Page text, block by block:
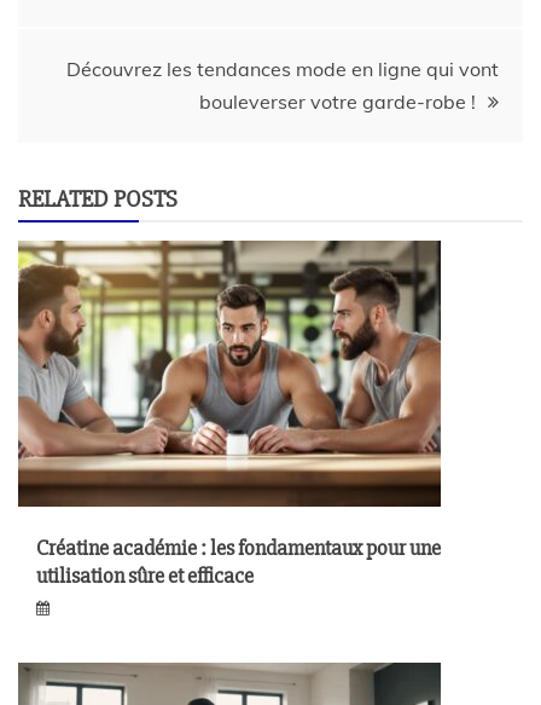
Découvrez les tendances mode en ligne qui vont
bouleverser votre garde-robe !
RELATED POSTS
Créatine académie : les fondamentaux pour une
utilisation sûre et efficace